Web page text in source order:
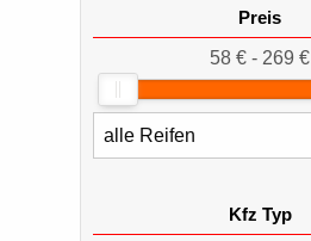
Preis
58 € - 269 €
Kfz Typ